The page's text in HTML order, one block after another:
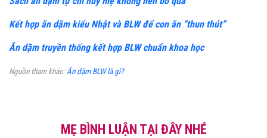
Kết hợp ăn dặm kiểu Nhật và BLW để con ăn “thun thút”
Ăn dặm truyền thống kết hợp BLW chuẩn khoa học
Nguồn tham khảo:Ăn dặm BLW là gì?
MẸ BÌNH LUẬN TẠI ĐÂY NHÉ